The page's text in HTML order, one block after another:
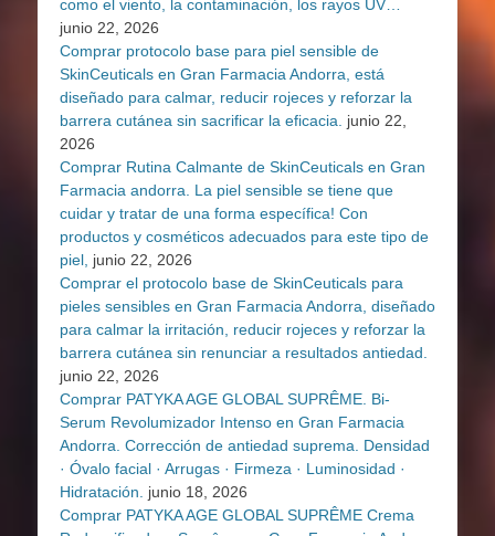
como el viento, la contaminación, los rayos UV…
junio 22, 2026
Comprar protocolo base para piel sensible de
SkinCeuticals en Gran Farmacia Andorra, está
diseñado para calmar, reducir rojeces y reforzar la
barrera cutánea sin sacrificar la eficacia.
junio 22,
2026
Comprar Rutina Calmante de SkinCeuticals en Gran
Farmacia andorra. La piel sensible se tiene que
cuidar y tratar de una forma específica! Con
productos y cosméticos adecuados para este tipo de
piel, junio 22, 2026
Comprar el protocolo base de SkinCeuticals para
pieles sensibles en Gran Farmacia Andorra, diseñado
para calmar la irritación, reducir rojeces y reforzar la
barrera cutánea sin renunciar a resultados antiedad.
junio 22, 2026
Comprar PATYKA AGE GLOBAL SUPRÊME. Bi-
Serum Revolumizador Intenso en Gran Farmacia
Andorra. Corrección de antiedad suprema. Densidad
· Óvalo facial · Arrugas · Firmeza · Luminosidad ·
Hidratación.
junio 18, 2026
Comprar PATYKA AGE GLOBAL SUPRÊME Crema